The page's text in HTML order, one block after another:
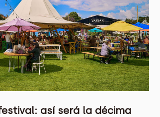
así será la décima